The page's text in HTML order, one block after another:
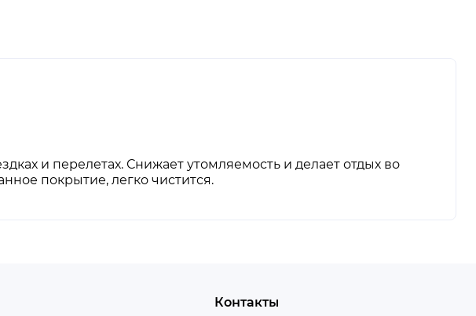
и перелетах. Снижает утомляемость и делает отдых во
покрытие, легко чистится.
Контакты